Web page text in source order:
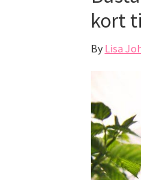
kort
By Lisa